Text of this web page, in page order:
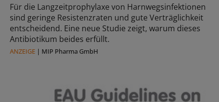
Für die Langzeitprophylaxe von Harnwegsinfektionen
sind geringe Resistenzraten und gute Verträglichkeit
entscheidend. Eine neue Studie zeigt, warum dieses
Antibiotikum beides erfüllt.
ANZEIGE | MIP Pharma GmbH